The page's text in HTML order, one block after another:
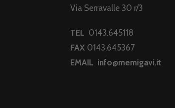
Via Serravalle 30 r/3
TEL 0143.645118
FAX 0143.645367
EMAIL info@memigavi.it